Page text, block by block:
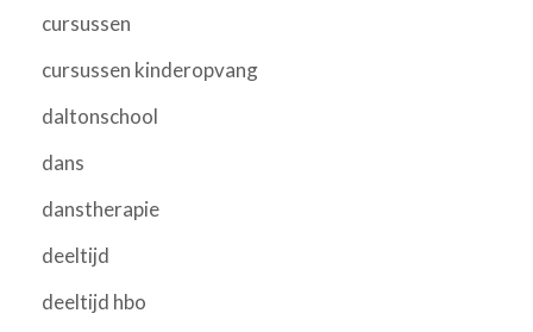
cursussen
cursussen kinderopvang
daltonschool
dans
danstherapie
deeltijd
deeltijd hbo